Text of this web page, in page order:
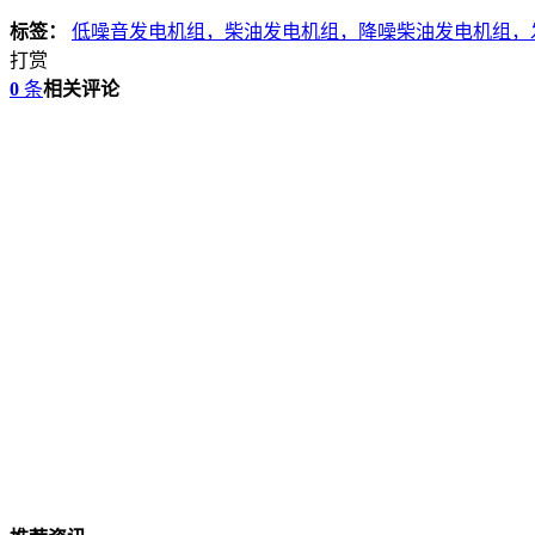
标签：
低噪音发电机组，柴油发电机组，降噪柴油发电机组
打赏
0 条相关评论